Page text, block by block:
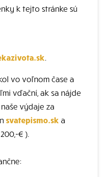
k tejto stránke sú
.
vo voľnom čase a
vďační, ak sa nájde
výdaje za
svatepismo.sk a
€ ).